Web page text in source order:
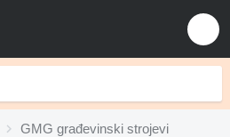
GMG građevinski strojevi